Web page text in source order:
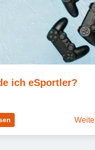
ich eSportler?